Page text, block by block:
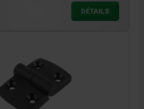
DÉTAILS